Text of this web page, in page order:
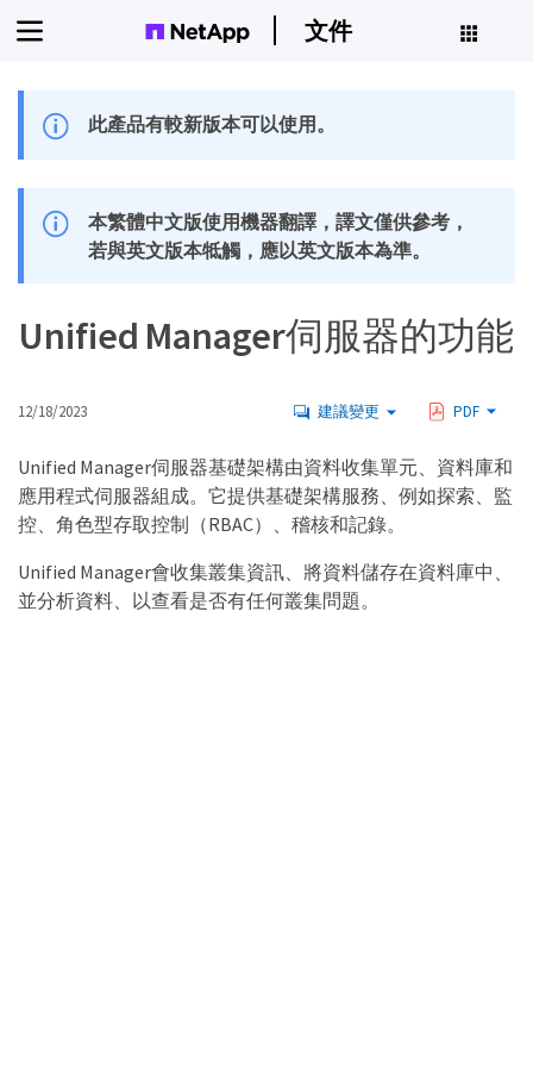
文件
此產品有較新版本可以使用。
本繁體中文版使用機器翻譯，譯文僅供參考，
若與英文版本牴觸，應以英文版本為準。
Unified Manager伺服器的功能
12/18/2023 建議變更 PDF
Unified Manager伺服器基礎架構由資料收集單元、資料庫和
應用程式伺服器組成。它提供基礎架構服務、例如探索、監
控、角色型存取控制（RBAC）、稽核和記錄。
Unified Manager會收集叢集資訊、將資料儲存在資料庫中、
並分析資料、以查看是否有任何叢集問題。